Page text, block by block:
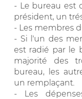
- Le bureau est
président, un
- Les membres
- Si l'un des
est radié par le
majorité des
bureau, les
un remplaçant.
- Les